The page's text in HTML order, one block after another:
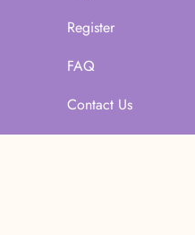
Register
FAQ
Contact Us